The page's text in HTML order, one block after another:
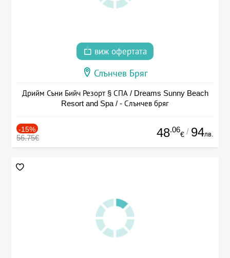
виж офертата
Слънчев Бряг
Дрийм Съни Бийч Резорт § СПА / Dreams Sunny Beach
Resort and Spa / - Слънчев бряг
-15%
56.75€ 48.06
€ / 94лв.